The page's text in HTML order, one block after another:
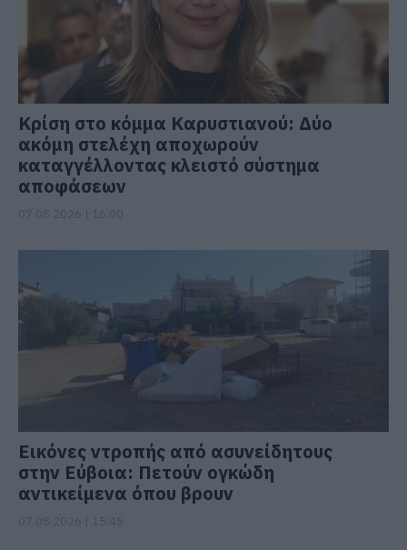
Κρίση στο κόμμα Καρυστιανού: Δύο
ακόμη στελέχη αποχωρούν
καταγγέλλοντας κλειστό σύστημα
αποφάσεων
Εικόνες ντροπής από ασυνείδητους
στην Εύβοια: Πετούν ογκώδη
αντικείμενα όπου βρουν